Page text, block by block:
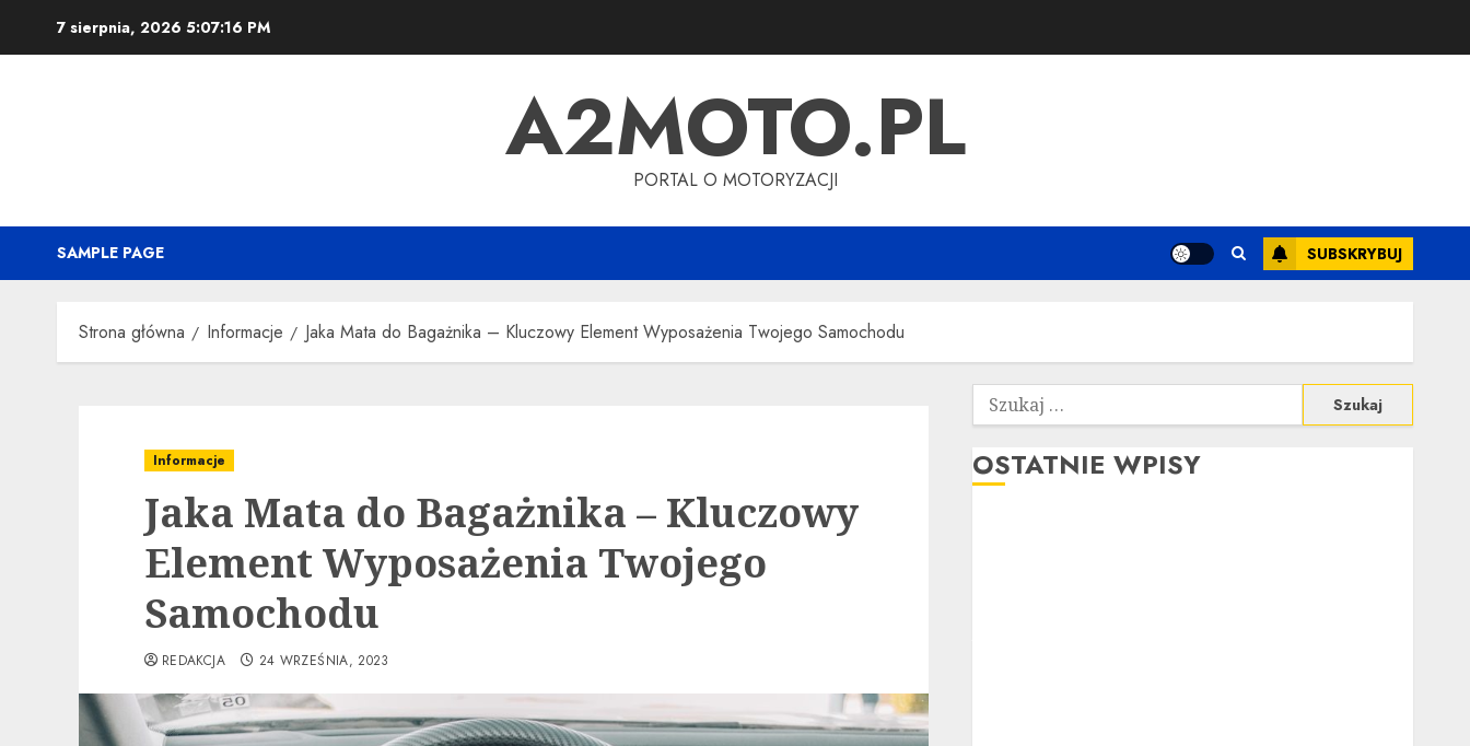
7 sierpnia, 2026 5:07:17 PM
A2MOTO.PL
PORTAL O MOTORYZACJI
SAMPLE PAGE SUBSKRYBUJ
Strona główna Informacje Jaka Mata do Bagażnika – Kluczowy Element Wyposażenia Twojego Samochodu
Informacje
Jaka Mata do Bagażnika – Kluczowy
Element Wyposażenia Twojego
Samochodu
REDAKCJA 24 WRZEŚNIA, 2023
Szukaj:
OSTATNIE WPISY